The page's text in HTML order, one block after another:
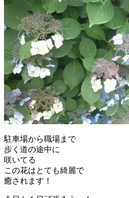
駐車場から職場まで
歩く道の途中に
咲いてる
この花はとても綺麗で
癒されます！